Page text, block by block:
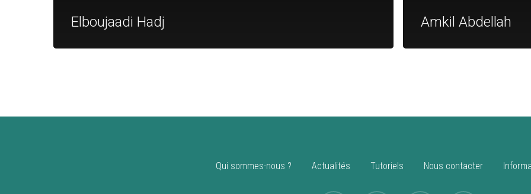
Elboujaadi Hadj Amkil Abdellah
Qui sommes-nous ? Actualités Tutoriels Nous contacter